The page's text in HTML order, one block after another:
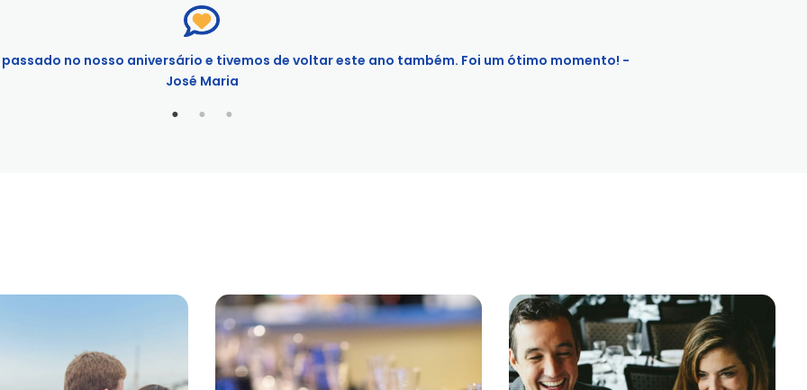
em Norfolk | Experiências da cidade
em Norfolk | Experiências da Cidade
Parade | City Cruises™
passado no nosso aniversário e tivemos de voltar este ano também. Foi um ótimo momento! -
José Maria